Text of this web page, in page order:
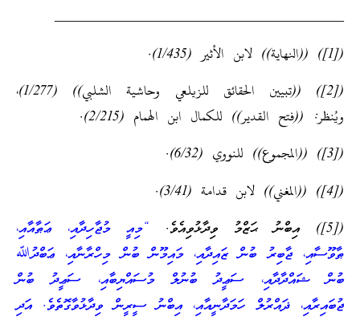
________________________________________
([1]) ((النهاية)) لابن الأثير (1/435).
([2]) ((تبيين الحقائق للزيلعي وحاشية الشلبي)) (1/277)،
ويُنظر: ((فتح القدير)) للكمال ابن الهمام (2/215).
([3]) ((المجموع)) للنووي (6/32).
([4]) ((المغني)) لابن قدامة (3/41).
([5]) އިބްނު ޙަޒްމު ވިދާޅުވިއެވެ.
“މިއީ މުޖާހިދާއި، ޢަޠާއާއި،
ޠާވޫސާއި، ޖާބިރު ބުން ޒައިދާއި، މައިމޫން ބުން މިހްރާނާއި، ޢަބްދުﷲ
ބުން ޝައްދާދާއި، ސަޢީދު ބުނުލް މުސައްޔިބާއި، ސަޢީދު ބުން
ޖުބައިރާއި، ޛައްރުލް ހަމަދާނީއާއި، އިބްނު ސީރީން ވިދާޅުވާގޮތެވެ. އަދި